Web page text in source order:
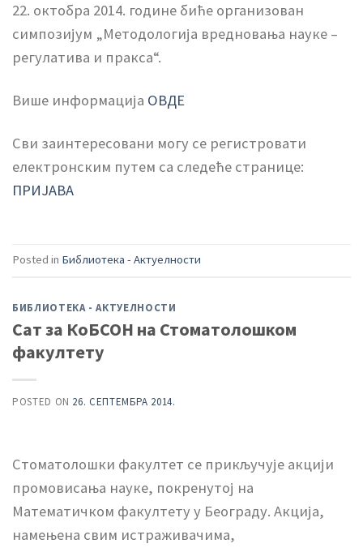
22. октобра 2014. године биће организован
симпозијум „Методологија вредновања науке –
регулатива и пракса“.
Више информација ОВДЕ
Сви заинтересовани могу се регистровати
електронским путем са следеће странице:
ПРИЈАВА
Posted in Библиотека - Актуелности
БИБЛИОТЕКА - АКТУЕЛНОСТИ
Сат за КоБСОН на Стоматолошком
факултету
POSTED ON 26. СЕПТЕМБРА 2014.
Стоматолошки факултет се прикључује акцији
промовисања науке, покренутој на
Математичком факултету у Београду. Акција,
намењена свим истраживачима,